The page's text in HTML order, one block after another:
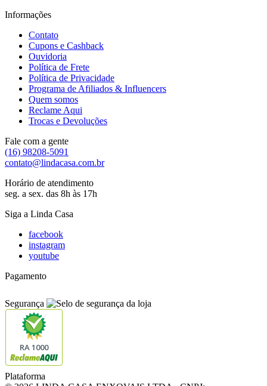
Informações
Contato
Cupons e Cashback
Ouvidoria
Política de Frete
Política de Privacidade
Programa de Afiliados & Influencers
Quem somos
Reclame Aqui
Trocas e Devoluções
Fale com a gente
(16) 98208-5091
contato@lindacasa.com.br
Horário de atendimento
seg. a sex. das 8h às 17h
Siga a Linda Casa
facebook
instagram
youtube
Pagamento
Segurança
RA 1000
Plataforma